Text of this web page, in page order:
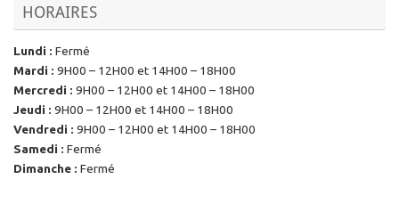
HORAIRES
Lundi : Fermé
Mardi : 9H00 – 12H00 et 14H00 – 18H00
Mercredi : 9H00 – 12H00 et 14H00 – 18H00
Jeudi : 9H00 – 12H00 et 14H00 – 18H00
Vendredi : 9H00 – 12H00 et 14H00 – 18H00
Samedi : Fermé
Dimanche : Fermé